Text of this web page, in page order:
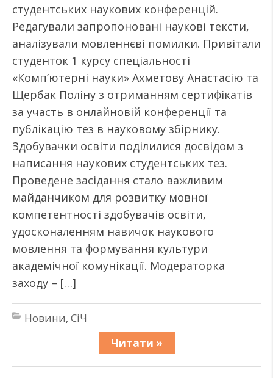
студентських наукових конференцій.
Редагували запропоновані наукові тексти,
аналізували мовленнєві помилки. Привітали
студенток 1 курсу спеціальності
«Комп’ютерні науки» Ахметову Анастасію та
Щербак Поліну з отриманням сертифікатів
за участь в онлайновій конференції та
публікацію тез в науковому збірнику.
Здобувачки освіти поділилися досвідом з
написання наукових студентських тез.
Проведене засідання стало важливим
майданчиком для розвитку мовної
компетентності здобувачів освіти,
удосконаленням навичок наукового
мовлення та формування культури
академічної комунікації. Модераторка
заходу – […]
Новини, СіЧ
Читати »